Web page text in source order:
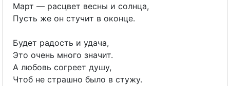
Март — расцвет весны и солнца,
Пусть же он стучит в оконце.
Будет радость и удача,
Это очень много значит.
А любовь согреет душу,
Чтоб не страшно было в стужу.